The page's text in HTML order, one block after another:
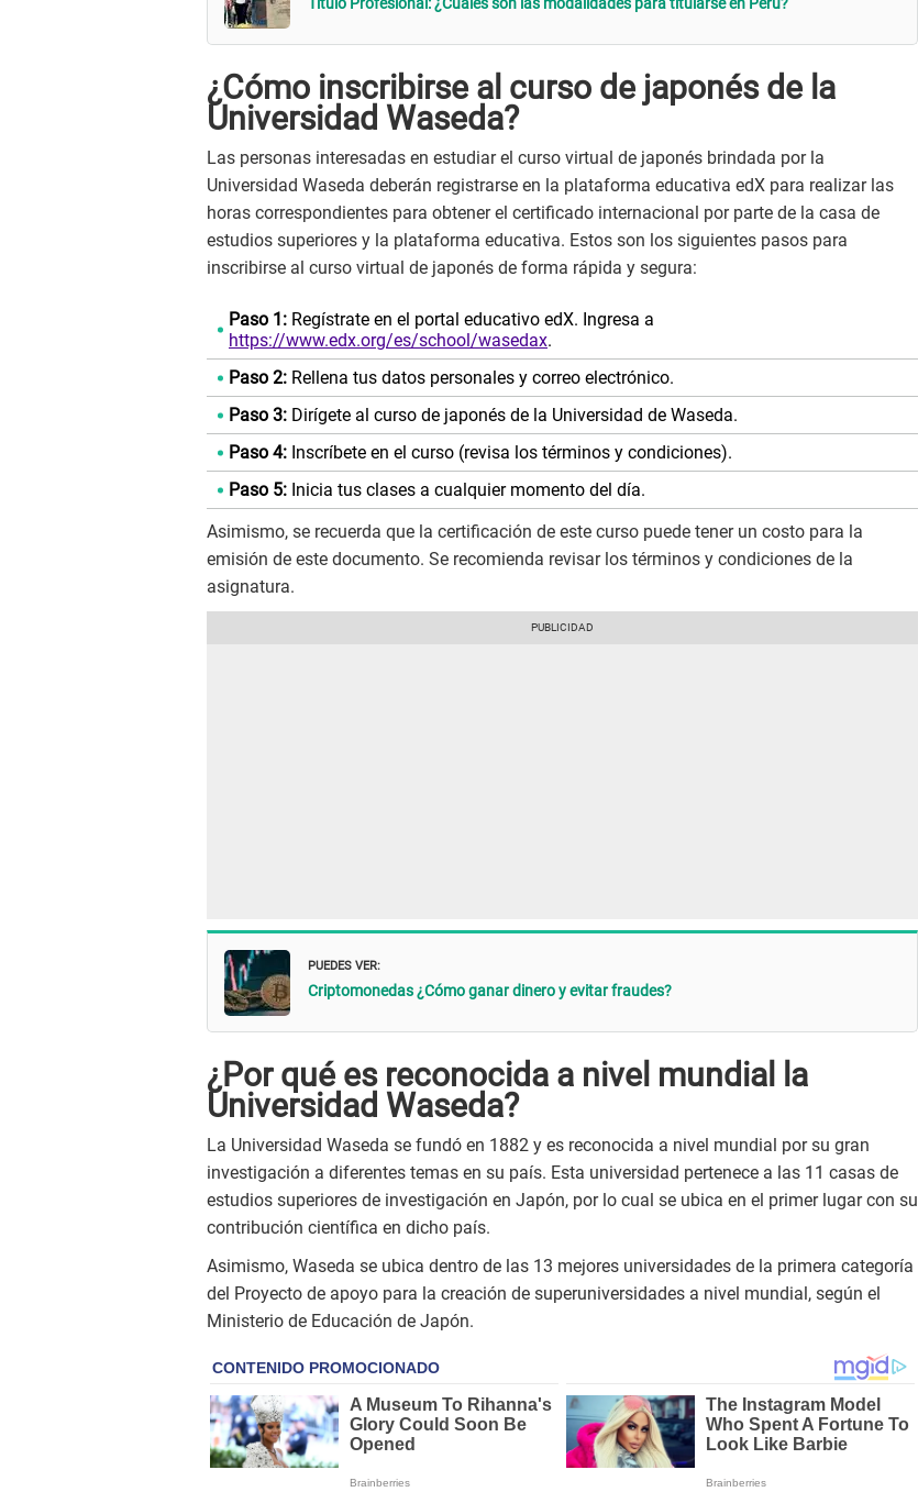
¿Cómo inscribirse al curso de japonés de la
Universidad Waseda?
Las personas interesadas en estudiar el curso virtual de japonés brindada por la
Universidad Waseda deberán registrarse en la plataforma educativa edX para realizar las
horas correspondientes para obtener el certificado internacional por parte de la casa de
estudios superiores y la plataforma educativa. Estos son los siguientes pasos para
inscribirse al curso virtual de japonés de forma rápida y segura:
Paso 1: Regístrate en el portal educativo edX. Ingresa a
https://www.edx.org/es/school/wasedax.
Paso 2: Rellena tus datos personales y correo electrónico.
Paso 3: Dirígete al curso de japonés de la Universidad de Waseda.
Paso 4: Inscríbete en el curso (revisa los términos y condiciones).
Paso 5: Inicia tus clases a cualquier momento del día.
Asimismo, se recuerda que la certificación de este curso puede tener un costo para la
emisión de este documento. Se recomienda revisar los términos y condiciones de la
asignatura.
PUEDES VER:
Criptomonedas ¿Cómo ganar dinero y evitar fraudes?
¿Por qué es reconocida a nivel mundial la
Universidad Waseda?
La Universidad Waseda se fundó en 1882 y es reconocida a nivel mundial por su gran
investigación a diferentes temas en su país. Esta universidad pertenece a las 11 casas de
estudios superiores de investigación en Japón, por lo cual se ubica en el primer lugar con su
contribución científica en dicho país.
Asimismo, Waseda se ubica dentro de las 13 mejores universidades de la primera categoría
del Proyecto de apoyo para la creación de superuniversidades a nivel mundial, según el
Ministerio de Educación de Japón.